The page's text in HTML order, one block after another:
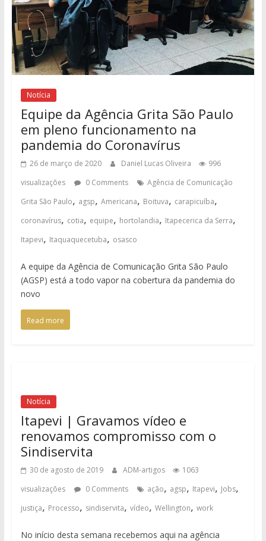
Notícia
Equipe da Agência Grita São Paulo
em pleno funcionamento na
pandemia do Coronavírus
26 de março de 2020 Daniel Lucas Oliveira
996
visualizações
0 Comments
Agência de Comunicação
Grita São Paulo, agsp, Americana, Boituva, carapicuíba,
coronavírus, cotia, equipe, hortolandia, Itapecerica da Serra,
Itapevi, Itaquaquecetuba, osasco
A equipe da Agência de Comunicação Grita São Paulo
(AGSP) está a todo vapor na cobertura da pandemia do
novo
Read more
Notícia
Itapevi | Gravamos vídeo e
renovamos compromisso com o
Sindiservita
30 de agosto de 2019 ADM-artigos
1063
visualizações
0 Comments ação, agsp, Itapevi, Jobs,
justiça, Processo, sindiservita, vídeo, Wellington, work
No início desta semana recebemos aqui na agência